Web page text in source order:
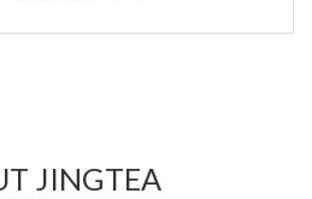
JINGTEA